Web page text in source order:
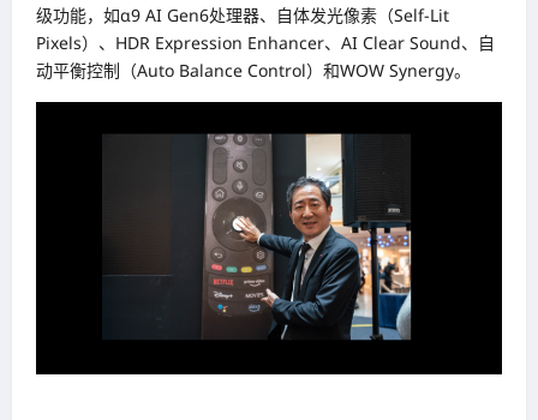
级功能，如α9 AI Gen6处理器、自体发光像素（Self-Lit
Pixels）、HDR Expression Enhancer、AI Clear Sound、自
动平衡控制（Auto Balance Control）和WOW Synergy。